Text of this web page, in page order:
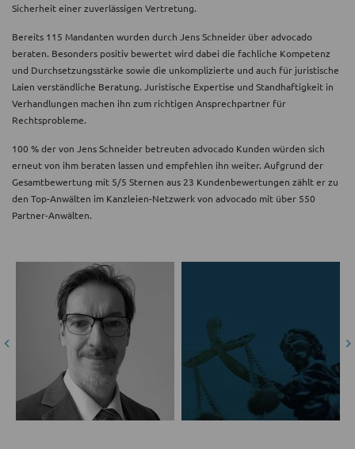
Sicherheit einer zuverlässigen Vertretung.
Bereits 115 Mandanten wurden durch Jens Schneider über advocado
beraten. Besonders positiv bewertet wird dabei die fachliche Kompetenz
und Durchsetzungsstärke sowie die unkomplizierte und auch für juristische
Laien verständliche Beratung. Juristische Expertise und Standhaftigkeit in
Verhandlungen machen ihn zum richtigen Ansprechpartner für
Rechtsprobleme.
100 % der von Jens Schneider betreuten advocado Kunden würden sich
erneut von ihm beraten lassen und empfehlen ihn weiter. Aufgrund der
Gesamtbewertung mit 5/5 Sternen aus 23 Kundenbewertungen zählt er zu
den Top-Anwälten im Kanzleien-Netzwerk von advocado mit über 550
Partner-Anwälten.